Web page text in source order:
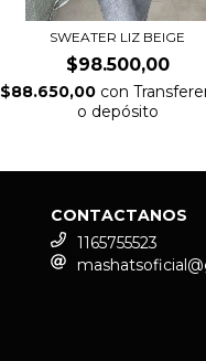
SWEATER LIZ BEIGE
$98.500,00
$88.650,00 con
o depósito
CONTACTANOS
1165755523